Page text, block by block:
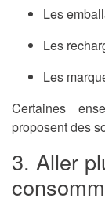
Les
Les
Les
Certaines
proposent des
3. Aller